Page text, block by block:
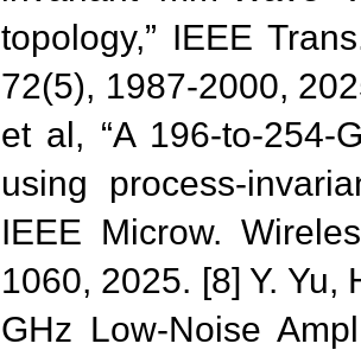
topology,” IEEE
72(5), 1987-2000,
et al, “A 196-to-254-
using process-
IEEE Microw.
1060, 2025. [8] Y. Yu,
GHz Low-Noise